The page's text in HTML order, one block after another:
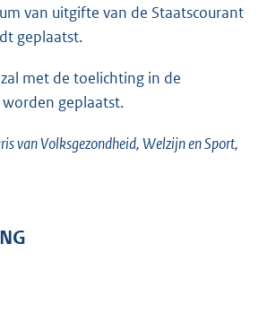
van uitgifte van de Staatscourant
geplaatst.
met de toelichting in de
geplaatst.
van Volksgezondheid, Welzijn en Sport,